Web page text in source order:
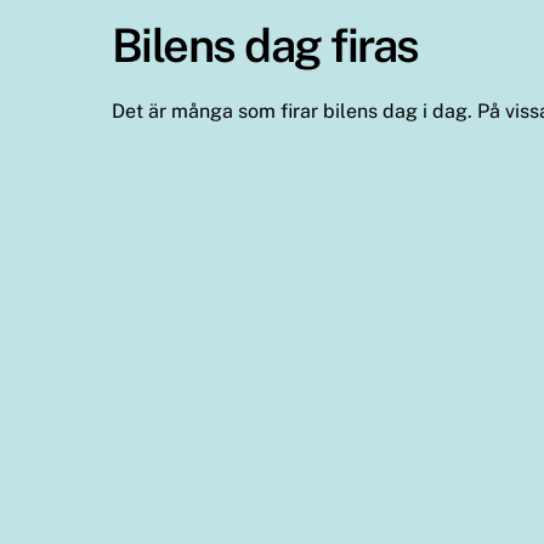
Bilens dag firas
Det är många som firar bilens dag i dag. På